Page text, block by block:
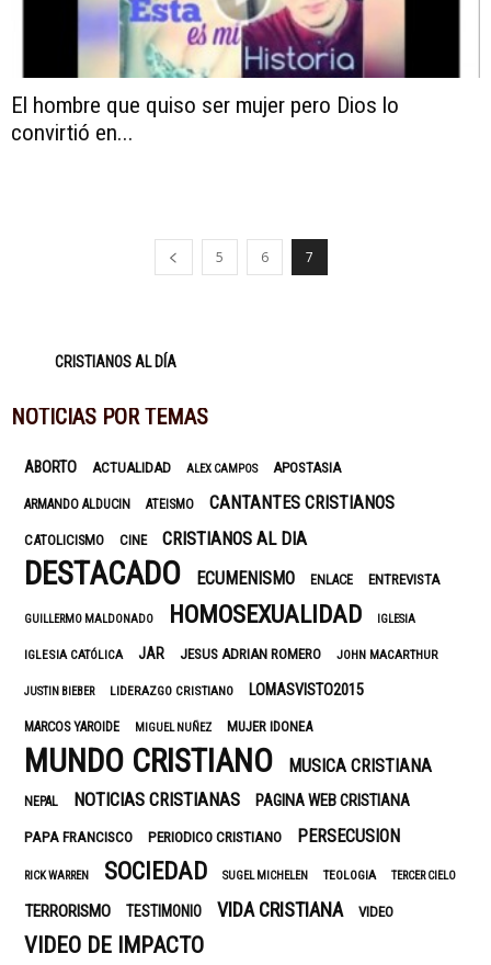
El hombre que quiso ser mujer pero Dios lo
convirtió en...
5 6 7
CRISTIANOS AL DÍA
NOTICIAS POR TEMAS
ABORTO ACTUALIDAD ALEX CAMPOS APOSTASIA
ARMANDO ALDUCIN ATEISMO CANTANTES CRISTIANOS
CATOLICISMO CINE CRISTIANOS AL DIA
DESTACADO ECUMENISMO ENLACE ENTREVISTA
GUILLERMO MALDONADO HOMOSEXUALIDAD IGLESIA
IGLESIA CATÓLICA JAR JESUS ADRIAN ROMERO JOHN MACARTHUR
JUSTIN BIEBER LIDERAZGO CRISTIANO LOMASVISTO2015
MARCOS YAROIDE MIGUEL NUÑEZ MUJER IDONEA
MUNDO CRISTIANO MUSICA CRISTIANA
NEPAL NOTICIAS CRISTIANAS PAGINA WEB CRISTIANA
PAPA FRANCISCO PERIODICO CRISTIANO PERSECUSION
RICK WARREN SOCIEDAD SUGEL MICHELEN TEOLOGIA TERCER CIELO
TERRORISMO TESTIMONIO VIDA CRISTIANA VIDEO
VIDEO DE IMPACTO